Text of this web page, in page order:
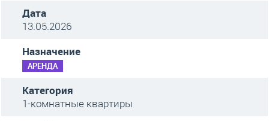
Дата
13.05.2026
Назначение
АРЕНДА
Категория
1-комнатные квартиры